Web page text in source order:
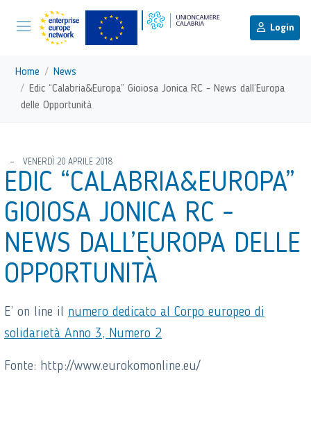
Vai ai contenuti
Login
torna al menu di scelta rapida
Menu di navigazione principale
Home
News
Edic “Calabria&Europa” Gioiosa Jonica RC - News dall’Europa
delle Opportunità
VENERDÌ 20 APRILE 2018
EDIC “CALABRIA&EUROPA”
GIOIOSA JONICA RC -
NEWS DALL’EUROPA DELLE
OPPORTUNITÀ
E’ on line il numero dedicato al Corpo europeo di
solidarietà Anno 3, Numero 2
Fonte: http://www.eurokomonline.eu/